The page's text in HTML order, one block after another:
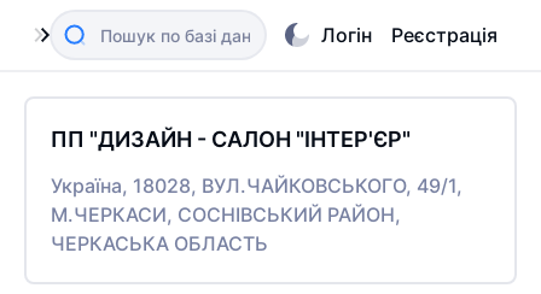
Логін Реєстрація
ПП "ДИЗАЙН - САЛОН "ІНТЕР'ЄР"
Україна, 18028, ВУЛ.ЧАЙКОВСЬКОГО, 49/1,
М.ЧЕРКАСИ, СОСНІВСЬКИЙ РАЙОН,
ЧЕРКАСЬКА ОБЛАСТЬ